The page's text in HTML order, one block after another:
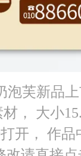
芙新品
， 大小
开， 作